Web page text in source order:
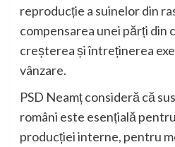
reproducție a suinelor din
compensarea unei părți din
creșterea și întreținerea
vânzare.
PSD Neamț consideră că
români este esențială
producției interne, pentru